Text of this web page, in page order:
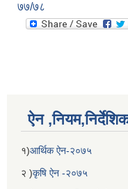
७७/७८
ऐन
१)आर्थिक ऐन-२०७५
२ )कृषि ऐन -२०७५